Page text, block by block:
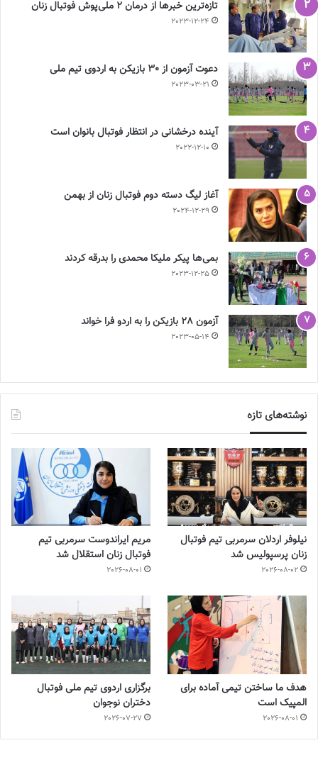
تازه‌ترین خبرها از درمان ۲ ملی‌پوش فوتبال زنان
2023-12-24
دعوت آزمون از 30 بازیکن به اردوی تیم ملی
2023-03-21
آینده درخشانی در انتظار فوتبال بانوان است
2022-12-10
آغاز لیگ دسته دوم فوتبال زنان از بهمن
2024-12-29
بمی‌ها پیکر ملیکا محمدی را بدرقه کردند
2023-12-25
آزمون 28 بازیکن را به اردو فرا خواند
2023-05-14
نوشته‌های تازه
نیلوفر اردلان سرمربی تیم فوتبال
زنان پرسپولیس شد
2026-08-02
مریم ایراندوست سرمربی تیم
فوتبال زنان استقلال شد
2026-08-01
هدف ما ساختن تیمی آماده برای
المپیک است
2026-08-01
برگزاری اردوی تیم ملی فوتبال
دختران نوجوان
2026-07-27